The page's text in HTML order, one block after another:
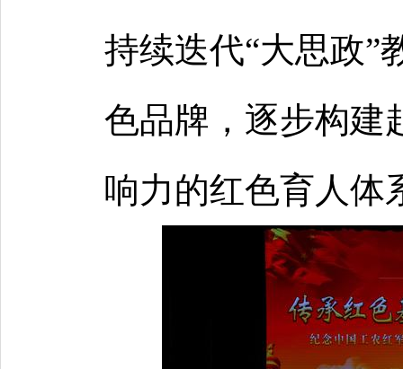
持续迭代“大思政”
色品牌，逐步构建
响力的红色育人体